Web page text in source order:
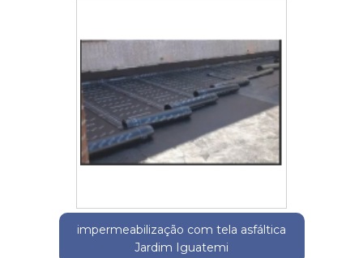
impermeabilização com tela asfáltica
Jardim Iguatemi